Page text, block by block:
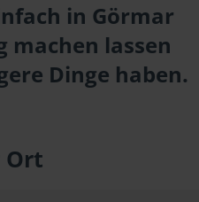
in Görmar
machen lassen
Dinge haben.
Ort